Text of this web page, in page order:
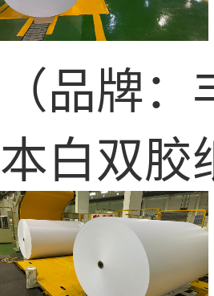
（品牌：
本白双胶